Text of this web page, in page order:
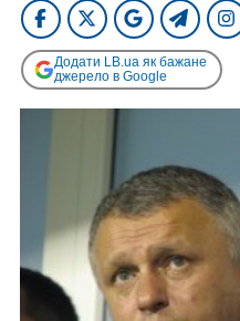
Додати LB.ua як бажане
джерело в Google